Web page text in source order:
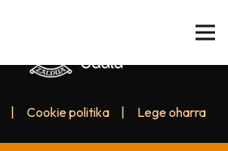
Cookie politika Lege oharra